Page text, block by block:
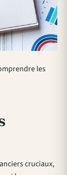
les
cruciaux,